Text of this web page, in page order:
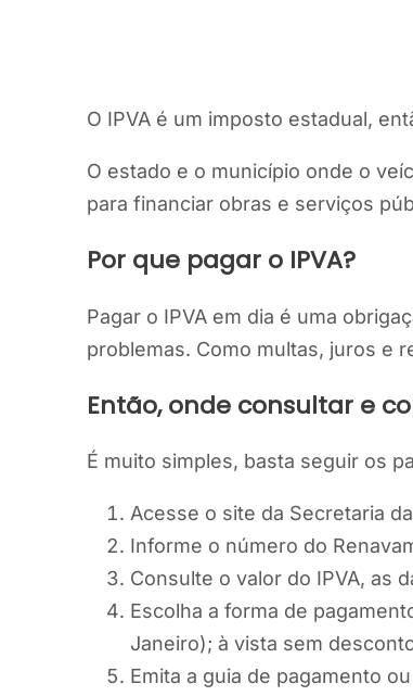
O IPVA é um imposto estadual,
O estado e o município onde o
para financiar obras e serviços
Por que pagar o IPVA?
Pagar o IPVA em dia é uma
problemas. Como multas, juros e
Então, onde consultar e
É muito simples, basta seguir os
Acesse o site da Secretaria
Informe o número do
Consulte o valor do IPVA, as
Escolha a forma de
Janeiro); à vista sem
Emita a guia de pagamento